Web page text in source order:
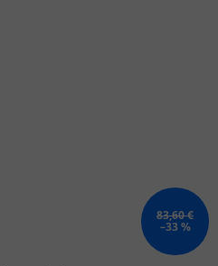
83,60 €
–33 %